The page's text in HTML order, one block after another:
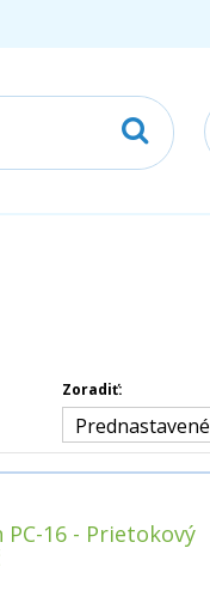
Zoradiť:
Prednastavené
PC-16 - Prietokový